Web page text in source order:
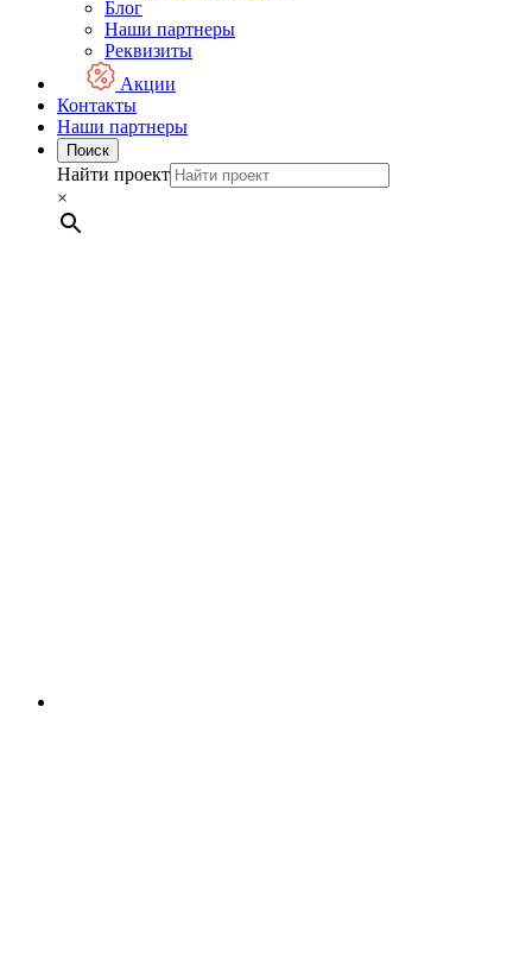
Блог
Наши партнеры
Реквизиты
Акции
Контакты
Наши партнеры
Поиск
Найти проект
×